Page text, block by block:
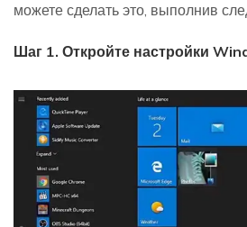
можете сделать это, выполнив
Шаг 1. Откройте настройки